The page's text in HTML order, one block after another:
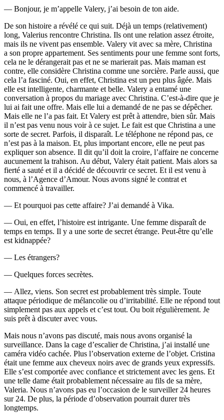
— Bonjour, je m’appelle Valery, j’ai besoin de ton aide.
De son histoire a révélé ce qui suit. Déjà un temps (relativement)
long, Valerius rencontre Christina. Ils ont une relation assez étroite,
mais ils ne vivent pas ensemble. Valery vit avec sa mère, Christina
a son propre appartement. Ses sentiments pour une femme sont forts,
cela ne le dérangerait pas et ne se marierait pas. Mais maman est
contre, elle considère Christina comme une sorcière. Parle aussi, que
cela l’a fasciné. Oui, en effet, Christina est un peu plus âgée. Mais
elle est intelligente, charmante et belle. Valery a entamé une
conversation à propos du mariage avec Christina. C’est-à-dire que je
lui ai fait une offre. Mais elle lui a demandé de ne pas se dépêcher.
Mais elle ne l’a pas fait. Et Valery est prêt à attendre, bien sûr. Mais
il n’est pas venu nous voir à ce sujet. Le fait est que Christina a une
sorte de secret. Parfois, il disparaît. Le téléphone ne répond pas, ce
n’est pas à la maison. Et, plus important encore, elle ne peut pas
expliquer son absence. Il dit qu’il doit la croire, l’affaire ne concerne
aucunement la trahison. Au début, Valery était patient. Mais alors sa
fierté a sauté et il a décidé de découvrir ce secret. Et il est venu à
nous, à l’Agence d’Amour. Nous avons signé le contrat et
commencé à travailler.
— Et pourquoi pas cette affaire? J’ai demandé à Vika.
— Oui, en effet, l’histoire est intrigante. Une femme disparaît de
temps en temps. Il y a une sorte de secret étrange. Peut-être qu’elle
est kidnappée?
— Les étrangers?
— Quelques forces secrètes.
— Allez, viens. Son secret est probablement très simple. Toute
attaque périodique de mélancolie ou d’irritabilité. Elle ne répond tout
simplement pas aux appels et c’est tout. Ou boit régulièrement. Je
suis prêt à discuter avec vous.
Mais nous n’avons pas discuté, mais nous avons organisé la
surveillance. Dans la cage d’escalier de Christina, j’ai installé une
caméra vidéo cachée. Plus l’observation externe de l’objet. Cristina
était une femme aux cheveux noirs avec de grands yeux expressifs.
Elle s’est comportée avec confiance et strictement avec les gens. Et
une telle dame était probablement nécessaire au fils de sa mère,
Valeria. Nous n’avons pas eu l’occasion de le surveiller 24 heures
sur 24. De plus, la période d’observation pourrait durer très
longtemps.